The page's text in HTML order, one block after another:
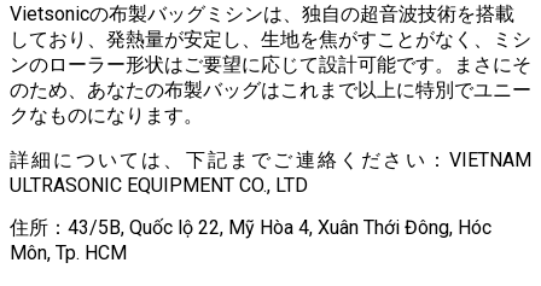
Vietsonicの布製バッグミシンは、独自の超音波技術を搭載
しており、発熱量が安定し、生地を焦がすことがなく、ミシ
ンのローラー形状はご要望に応じて設計可能です。まさにそ
のため、あなたの布製バッグはこれまで以上に特別でユニー
クなものになります。
詳細については、下記までご連絡ください：VIETNAM
ULTRASONIC EQUIPMENT CO., LTD
住所：43/5B, Quốc lộ 22, Mỹ Hòa 4, Xuân Thới Đông, Hóc
Môn, Tp. HCM